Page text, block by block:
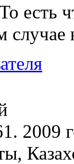
есть
случае